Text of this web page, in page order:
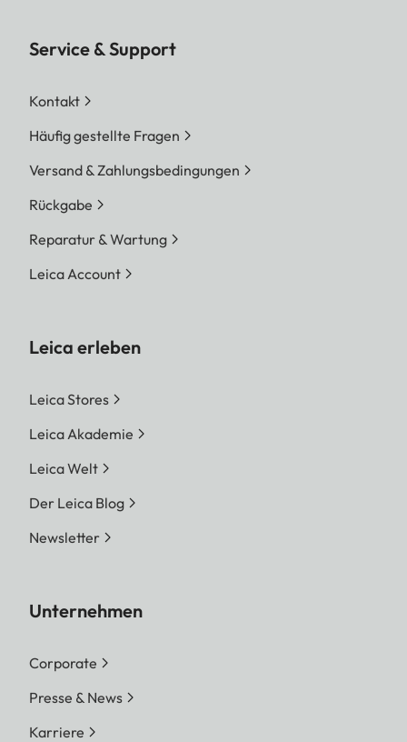
Service & Support
Kontakt
Häufig gestellte Fragen
Versand & Zahlungsbedingungen
Rückgabe
Reparatur & Wartung
Leica Account
Leica erleben
Leica Stores
Leica Akademie
Leica Welt
Der Leica Blog
Newsletter
Unternehmen
Corporate
Presse & News
Karriere